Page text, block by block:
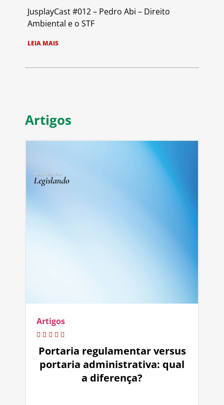
JusplayCast #012 – Pedro Abi – Direito
Ambiental e o STF
LEIA MAIS
Artigos
Artigos
Portaria regulamentar versus
portaria administrativa: qual
a diferença?